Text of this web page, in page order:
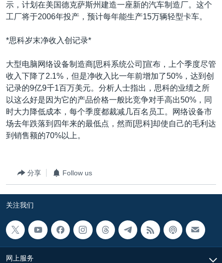
示，计划在美国德克萨斯州建造一座新的汽车制造厂。这个
工厂将于2006年投产，预计每年能生产15万辆轻型卡车。
*思科岁末净收入创记录*
大型电脑网络设备制造商[思科系统公司]宣布，上个季度尽管
收入下降了2.1%，但是净收入比一年前增加了50%，达到创
记录的9亿9千1百万美元。分析人士指出，思科的业绩之所
以这么好是因为它的产品价格一般比竞争对手高出50%，同
时大力降低成本，每个季度都裁减几百名员工。网络设备市
场去年跌落到四年来的最低点，然而[思科]却使自己的毛利达
到销售额的70%以上。
分享 Follow us
关注我们
网上服务